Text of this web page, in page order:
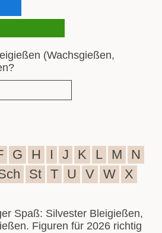
(Wachsgießen,
G H I J K L M
N
St T U V W X
Spaß: Silvester Bleigießen,
Figuren für 2026 richtig